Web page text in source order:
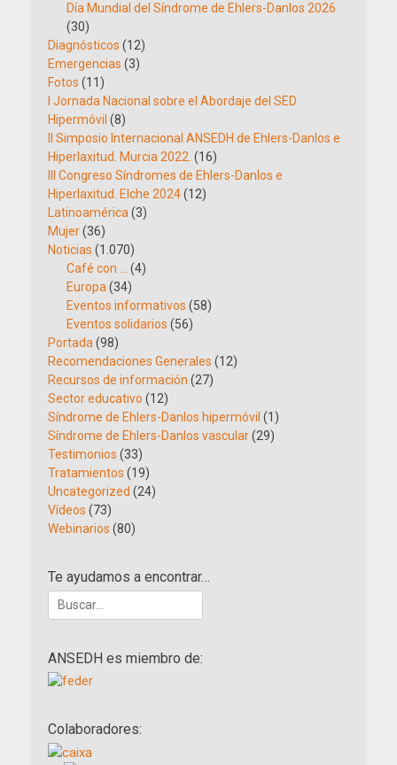
Día Mundial del Síndrome de Ehlers-Danlos 2026
(30)
Diagnósticos (12)
Emergencias (3)
Fotos (11)
I Jornada Nacional sobre el Abordaje del SED
Hipermóvil (8)
II Simposio Internacional ANSEDH de Ehlers-Danlos e
Hiperlaxitud. Murcia 2022. (16)
III Congreso Síndromes de Ehlers-Danlos e
Hiperlaxitud. Elche 2024(12)
Latinoamérica (3)
Mujer(36)
Noticias (1.070)
Café con …
(4)
Europa (34)
Eventos informativos (58)
Eventos solidarios (56)
Portada (98)
Recomendaciones Generales (12)
Recursos de información (27)
Sector educativo (12)
Síndrome de Ehlers-Danlos hipermóvil (1)
Síndrome de Ehlers-Danlos vascular(29)
Testimonios (33)
Tratamientos (19)
Uncategorized (24)
Vídeos (73)
Webinarios (80)
Te ayudamos a encontrar…
Buscar:
ANSEDH es miembro de:
Colaboradores: